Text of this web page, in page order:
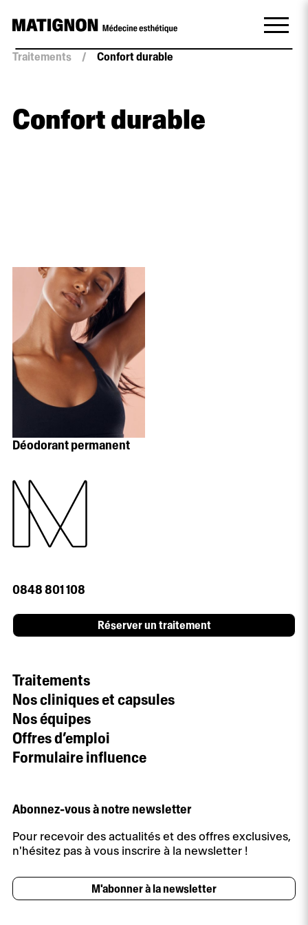
Traitements / Confort durable
Confort durable
Déodorant permanent
0848 801 108
Réserver un traitement
Traitements
Nos cliniques et capsules
Nos équipes
Offres d’emploi
Formulaire influence
Abonnez-vous à notre newsletter
Pour recevoir des actualités et des offres exclusives,
n'hésitez pas à vous inscrire à la newsletter !
M'abonner à la newsletter